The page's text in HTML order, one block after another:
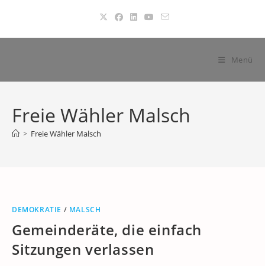
springen
Menü
Freie Wähler Malsch
> Freie Wähler Malsch
DEMOKRATIE / MALSCH
Gemeinderäte, die einfach
Sitzungen verlassen